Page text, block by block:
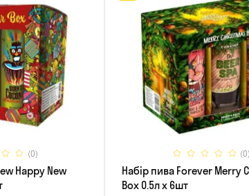
(0)
Happy New
(0)
Набір пива Forever Merry
Box 0.5л x 6шт